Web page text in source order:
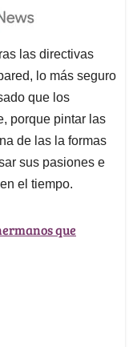
las directivas
lo más seguro
que los
porque pintar las
de las la formas
sus pasiones e
el tiempo.
que